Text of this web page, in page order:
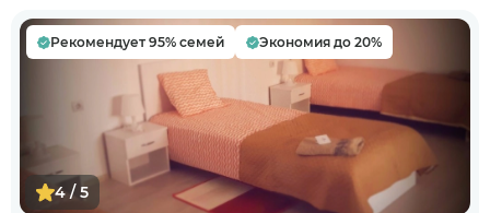
Рекомендует 95% семей Экономия до 20%
4 / 5